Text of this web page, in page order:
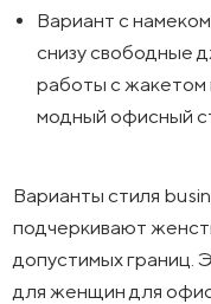
Вариант с
снизу свободные
работы с жакетом
модный офисный
Варианты стиля
подчеркивают
допустимых границ.
для женщин для